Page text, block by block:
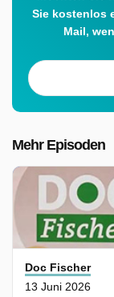
Sie kostenlos
Mail,
Mehr Episoden
Doc Fischer
13 Juni 2026